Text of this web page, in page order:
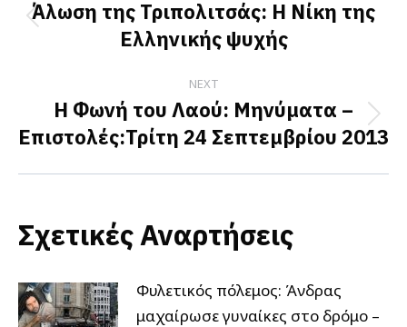
navigation Previous
post:
Άλωση της Τριπολιτσάς: Η Νίκη της
Ελληνικής ψυχής
NEXT
Next
post:
Η Φωνή του Λαού: Μηνύματα –
Επιστολές:Τρίτη 24 Σεπτεμβρίου 2013
Σχετικές Αναρτήσεις
Φυλετικός πόλεμος: Άνδρας
μαχαίρωσε γυναίκες στο δρόμο –